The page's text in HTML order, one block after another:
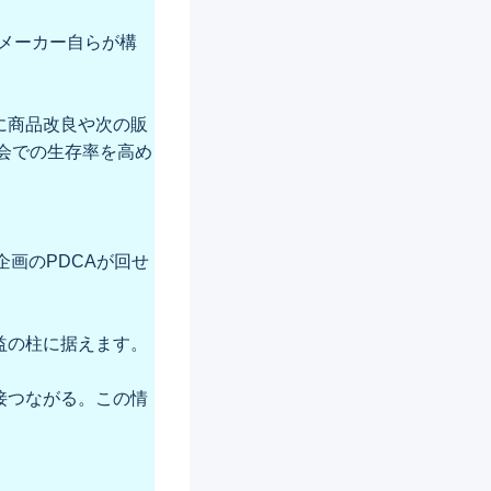
ーカー自らが構
品改良や次の販
での生存率を高め
画のPDCAが回せ
柱に据えます。
つながる。この情